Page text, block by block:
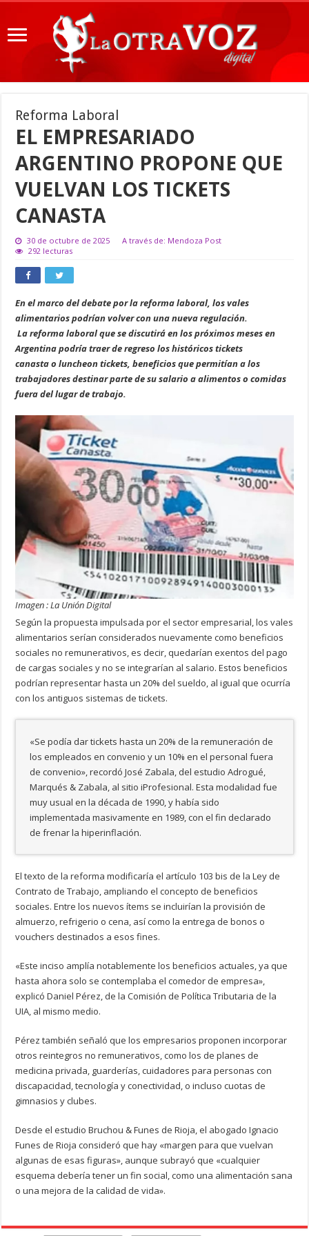
Reforma Laboral
EL EMPRESARIADO
ARGENTINO PROPONE QUE
VUELVAN LOS TICKETS
CANASTA
30 de octubre de 2025
A través de: Mendoza Post
292 lecturas
En el marco del debate por la reforma laboral, los vales
alimentarios podrían volver con una nueva regulación.
La reforma laboral que se discutirá en los próximos meses en
Argentina podría traer de regreso los históricos tickets
canasta o luncheon tickets, beneficios que permitían a los
trabajadores destinar parte de su salario a alimentos o comidas
fuera del lugar de trabajo.
Imagen : La Unión Digital
Según la propuesta impulsada por el sector empresarial, los vales
alimentarios serían considerados nuevamente como beneficios
sociales no remunerativos, es decir, quedarían exentos del pago
de cargas sociales y no se integrarían al salario. Estos beneficios
podrían representar hasta un 20% del sueldo, al igual que ocurría
con los antiguos sistemas de tickets.
«Se podía dar tickets hasta un 20% de la remuneración de
los empleados en convenio y un 10% en el personal fuera
de convenio», recordó José Zabala, del estudio Adrogué,
Marqués & Zabala, al sitio iProfesional. Esta modalidad fue
muy usual en la década de 1990, y había sido
implementada masivamente en 1989, con el fin declarado
de frenar la hiperinflación.
El texto de la reforma modificaría el artículo 103 bis de la Ley de
Contrato de Trabajo, ampliando el concepto de beneficios
sociales. Entre los nuevos ítems se incluirían la provisión de
almuerzo, refrigerio o cena, así como la entrega de bonos o
vouchers destinados a esos fines.
«Este inciso amplía notablemente los beneficios actuales, ya que
hasta ahora solo se contemplaba el comedor de empresa»,
explicó Daniel Pérez, de la Comisión de Política Tributaria de la
UIA, al mismo medio.
Pérez también señaló que los empresarios proponen incorporar
otros reintegros no remunerativos, como los de planes de
medicina privada, guarderías, cuidadores para personas con
discapacidad, tecnología y conectividad, o incluso cuotas de
gimnasios y clubes.
Desde el estudio Bruchou & Funes de Rioja, el abogado Ignacio
Funes de Rioja consideró que hay «margen para que vuelvan
algunas de esas figuras», aunque subrayó que «cualquier
esquema debería tener un fin social, como una alimentación sana
o una mejora de la calidad de vida».